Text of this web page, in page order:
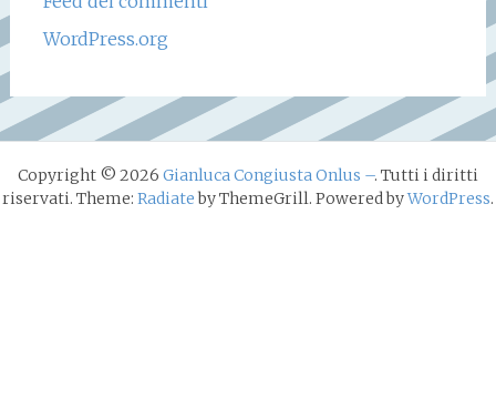
WordPress.org
Copyright © 2026 Gianluca Congiusta Onlus –. Tutti i diritti
riservati. Theme: Radiateby ThemeGrill. Powered byWordPress.